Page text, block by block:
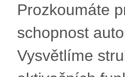
Prozkoumáte
schopnost
Vysvětlíme